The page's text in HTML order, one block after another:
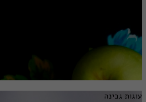
עוגות גבינה